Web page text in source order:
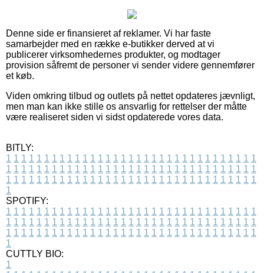
Denne side er finansieret af reklamer. Vi har faste
samarbejder med en række e-butikker derved at vi
publicerer virksomhedernes produkter, og modtager
provision såfremt de personer vi sender videre gennemfører
et køb.
Viden omkring tilbud og outlets på nettet opdateres jævnligt,
men man kan ikke stille os ansvarlig for rettelser der måtte
være realiseret siden vi sidst opdaterede vores data.
BITLY:
1 1 1 1 1 1 1 1 1 1 1 1 1 1 1 1 1 1 1 1 1 1 1 1 1 1 1 1 1 1 1 1 1
1 1 1 1 1 1 1 1 1 1 1 1 1 1 1 1 1 1 1 1 1 1 1 1 1 1 1 1 1 1 1 1 1
1 1 1 1 1 1 1 1 1 1 1 1 1 1 1 1 1 1 1 1 1 1 1 1 1 1 1 1 1 1 1 1 1
1
SPOTIFY:
1 1 1 1 1 1 1 1 1 1 1 1 1 1 1 1 1 1 1 1 1 1 1 1 1 1 1 1 1 1 1 1 1
1 1 1 1 1 1 1 1 1 1 1 1 1 1 1 1 1 1 1 1 1 1 1 1 1 1 1 1 1 1 1 1 1
1 1 1 1 1 1 1 1 1 1 1 1 1 1 1 1 1 1 1 1 1 1 1 1 1 1 1 1 1 1 1 1 1
1
CUTTLY BIO:
1